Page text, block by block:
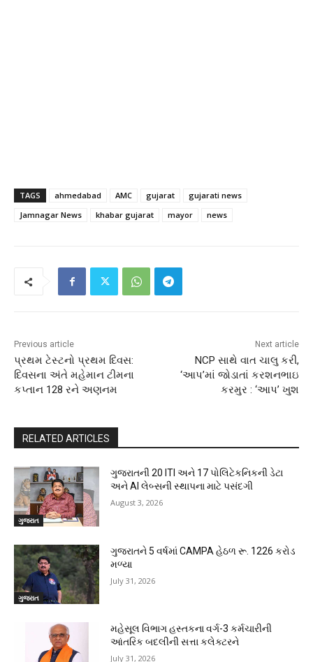
TAGS ahmedabad AMC gujarat
gujarati news
Jamnagar News
khabar gujarat mayor news
Previous article
પ્રથમ ટેસ્ટનો પ્રથમ દિવસ:
દિવસના અંતે મહેમાન ટીમના
કપ્તાન 128 રને અણનમ
Next article
NCP સાથે વાત ચાલુ કરી,
‘આપ’માં જોડાતાં કરશનભાઇ
કરમુર : ‘આપ’ ખુશ
RELATED ARTICLES
ગુજરાત
ગુજરાતની 20 ITI અને 17 પોલિટેકનિકની ડેટા
અને AI લેબ્સની સ્થાપના માટે પસંદગી
August 3, 2026
ગુજરાત
ગુજરાતને 5 વર્ષમાં CAMPA હેઠળ રૂ. 1226 કરોડ
મળ્યા
July 31, 2026
મહેસૂલ વિભાગ હસ્તકના વર્ગ-3 કર્મચારીની
આંતરિક બદલીની સત્તા કલેક્ટરને
July 31, 2026